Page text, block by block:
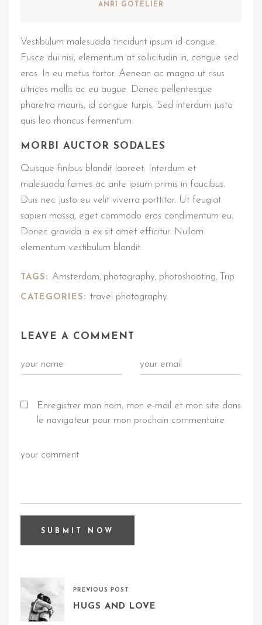
ANRI GOTELIER
Vestibulum malesuada tincidunt ipsum id congue.
Fusce dui nisi, elementum at sollicitudin in, congue sed
eros. In eu metus tortor. Aenean ac magna ut risus
ultrices mollis ac eu augue. Donec pellentesque
pharetra mauris, id congue turpis. Sed interdum justo
quis leo rhoncus fermentum.
MORBI AUCTOR SODALES
Quisque finibus blandit laoreet. Interdum et
malesuada fames ac ante ipsum primis in faucibus.
Duis nec justo eu velit viverra porttitor. Ut feugiat
sapien massa, eget commodo eros condimentum eu.
Donec gravida a ex sit amet efficitur. Nullam
elementum vestibulum blandit.
TAGS: Amsterdam, photography, photoshooting, Trip
CATEGORIES: travel photography
LEAVE A COMMENT
Enregistrer mon nom, mon e-mail et mon site dans
le navigateur pour mon prochain commentaire.
PREVIOUS POST
HUGS AND LOVE